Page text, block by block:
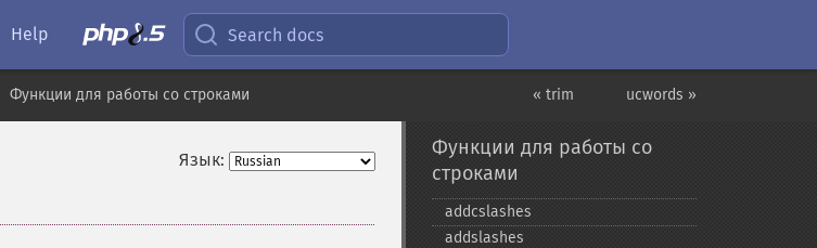
Help Search docs
ucwords »
« trim
Функции для работы со строками
Язык:
Функции для работы со
строками
addcslashes
addslashes